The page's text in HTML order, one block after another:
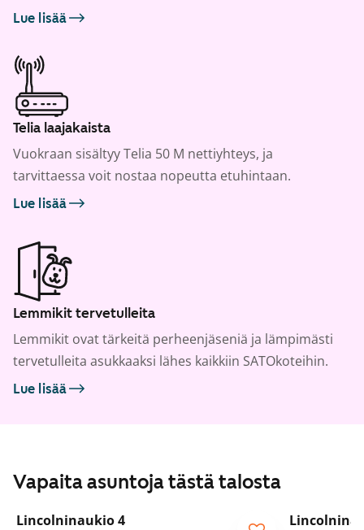
Lue lisää
Telia laajakaista
Vuokraan sisältyy Telia 50 M nettiyhteys, ja
tarvittaessa voit nostaa nopeutta etuhintaan.
Lue lisää
Lemmikit tervetulleita
Lemmikit ovat tärkeitä perheenjäseniä ja lämpimästi
tervetulleita asukkaaksi lähes kaikkiin SATOkoteihin.
Lue lisää
Vapaita asuntoja tästä talosta
/42
Lincolninaukio 4